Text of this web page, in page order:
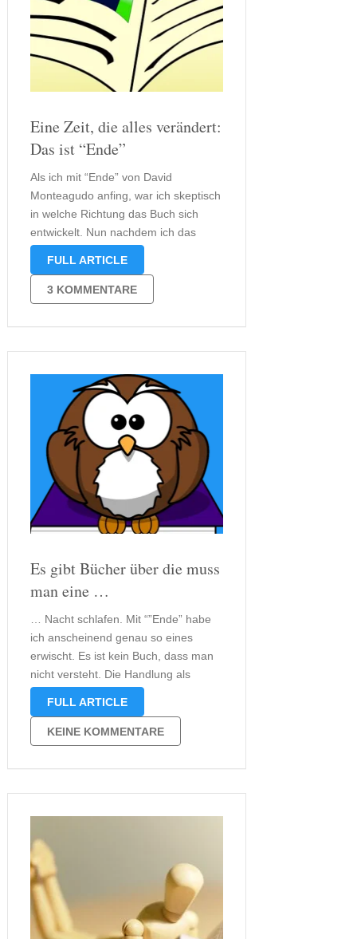
Eine Zeit, die alles verändert:
Das ist “Ende”
Als ich mit “Ende” von David
Monteagudo anfing, war ich skeptisch
in welche Richtung das Buch sich
entwickelt. Nun nachdem ich das
Buch beendet habe, kann ich euch
mit psychologischen
Spannungselementen. Die
Anfangsidee ist denkbar einfach:
FULL ARTICLE
3 KOMMENTARE
Es gibt Bücher über die muss
man eine …
… Nacht schlafen. Mit “”Ende” habe
ich anscheinend genau so eines
erwischt. Es ist kein Buch, dass man
nicht versteht. Die Handlung als
solche ist denkbar einfach und
darüber nachdenken. Der Stil des
Autor ist es, der diesen Effekt auf
das …
FULL ARTICLE
KEINE KOMMENTARE